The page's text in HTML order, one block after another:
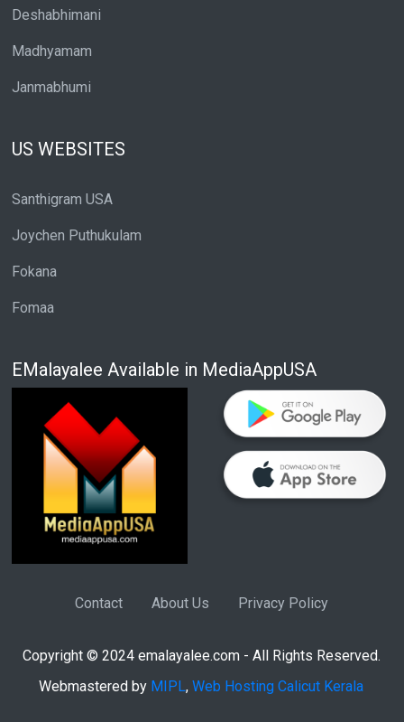
Deshabhimani
Madhyamam
Janmabhumi
US WEBSITES
Santhigram USA
Joychen Puthukulam
Fokana
Fomaa
EMalayalee Available in MediaAppUSA
Contact About Us Privacy Policy
Copyright © 2024 emalayalee.com - All Rights Reserved.
Webmastered by MIPL, Web Hosting Calicut Kerala